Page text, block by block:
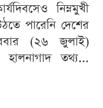
নিম্নমুখী
পারেনি দেশের
(২৬ জুলাই)
তথ্য...